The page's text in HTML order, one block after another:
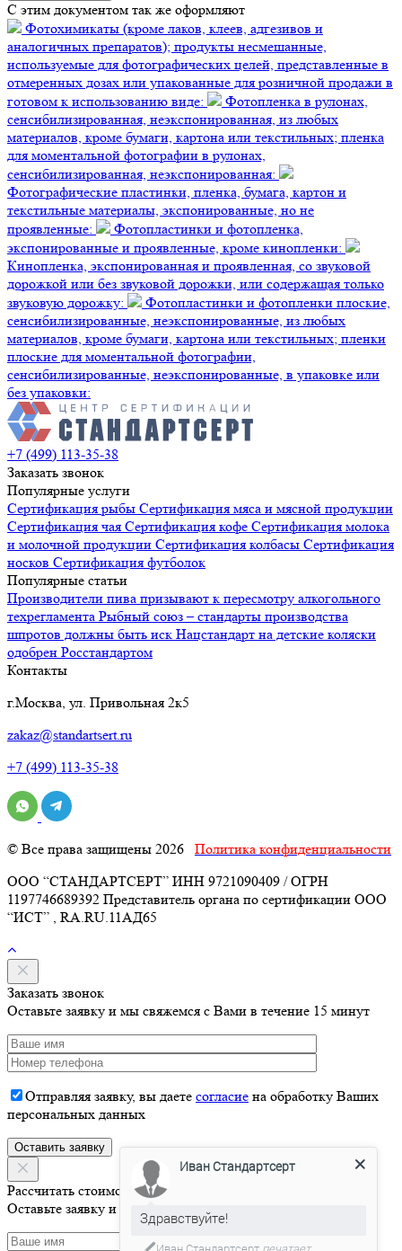
C этим документом так же оформляют
Фотохимикаты (кроме лаков, клеев, адгезивов и
аналогичных препаратов); продукты несмешанные,
используемые для фотографических целей, представленные в
отмеренных дозах или упакованные для розничной продажи в
готовом к использованию виде:
Фотопленка в рулонах,
сенсибилизированная, неэкспонированная, из любых
материалов, кроме бумаги, картона или текстильных; пленка
для моментальной фотографии в рулонах,
сенсибилизированная, неэкспонированная:
Фотографические пластинки, пленка, бумага, картон и
текстильные материалы, экспонированные, но не
проявленные:
Фотопластинки и фотопленка,
экспонированные и проявленные, кроме кинопленки:
Кинопленка, экспонированная и проявленная, со звуковой
дорожкой или без звуковой дорожки, или содержащая только
звуковую дорожку:
Фотопластинки и фотопленки плоские,
сенсибилизированные, неэкспонированные, из любых
материалов, кроме бумаги, картона или текстильных; пленки
плоские для моментальной фотографии,
сенсибилизированные, неэкспонированные, в упаковке или
без упаковки:
+7 (499) 113-35-38
Заказать звонок
Популярные услуги
Сертификация рыбы Сертификация мяса и мясной продукции
Сертификация чая Сертификация кофе Сертификация молока
и молочной продукции Сертификация колбасы Сертификация
носков Сертификация футболок
Популярные статьи
Производители пива призывают к пересмотру алкогольного
техрегламента Рыбный союз – стандарты производства
шпротов должны быть иск Нацстандарт на детские коляски
одобрен Росстандартом
Контакты
г.Москва, ул. Привольная 2к5
zakaz@standartsert.ru
+7 (499) 113-35-38
© Все права защищены 2026 Политика конфиденциальности
ООО “СТАНДАРТСЕРТ” ИНН 9721090409 / ОГРН
1197746689392 Представитель органа по сертификации ООО
“ИСТ” , RA.RU.11АД65
Заказать звонок
Оставьте заявку и мы свяжемся с Вами в течение 15 минут
Отправляя заявку, вы даете согласие на обработку Ваших
персональных данных
Рассчитать стоимость
Оставьте заявку и мы свяжемся с Вами в течение 15 минут
Иван Стандартсерт
Здравствуйте!